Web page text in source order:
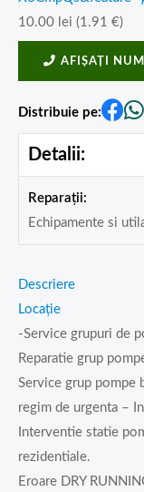
10.00 lei (1.91 €)
AFIȘAȚI
Distribuie pe:
Detalii:
Reparații:
Echipamente si
Descriere
Locație
-Service grupuri de
Reparatie grup
Service grup pompe
regim de urgenta –
Interventie statie
rezidentiale.
Eroare DRY